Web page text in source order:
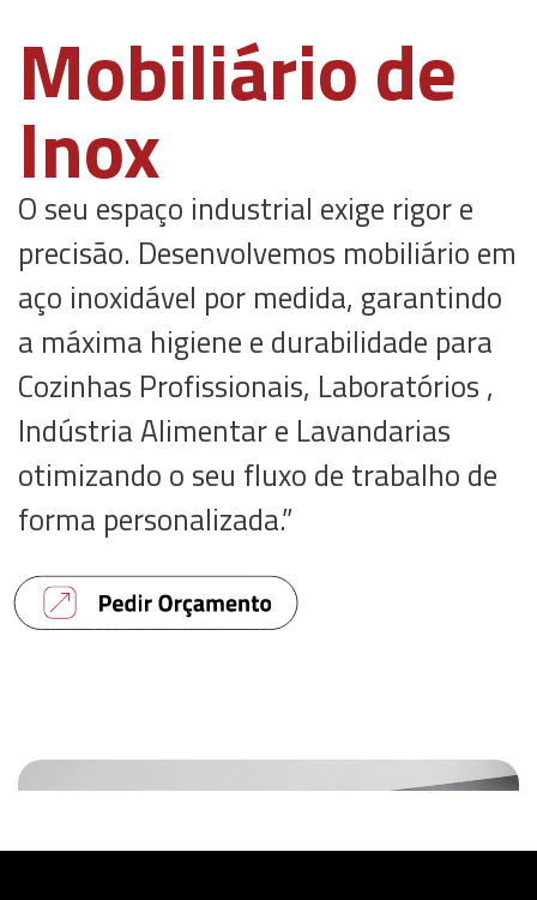
Mobiliário de
Inox
O seu espaço industrial exige rigor e
precisão. Desenvolvemos mobiliário em
aço inoxidável por medida, garantindo
a máxima higiene e durabilidade para
Cozinhas Profissionais, Laboratórios ,
Indústria Alimentar e Lavandarias
otimizando o seu fluxo de trabalho de
forma personalizada.”